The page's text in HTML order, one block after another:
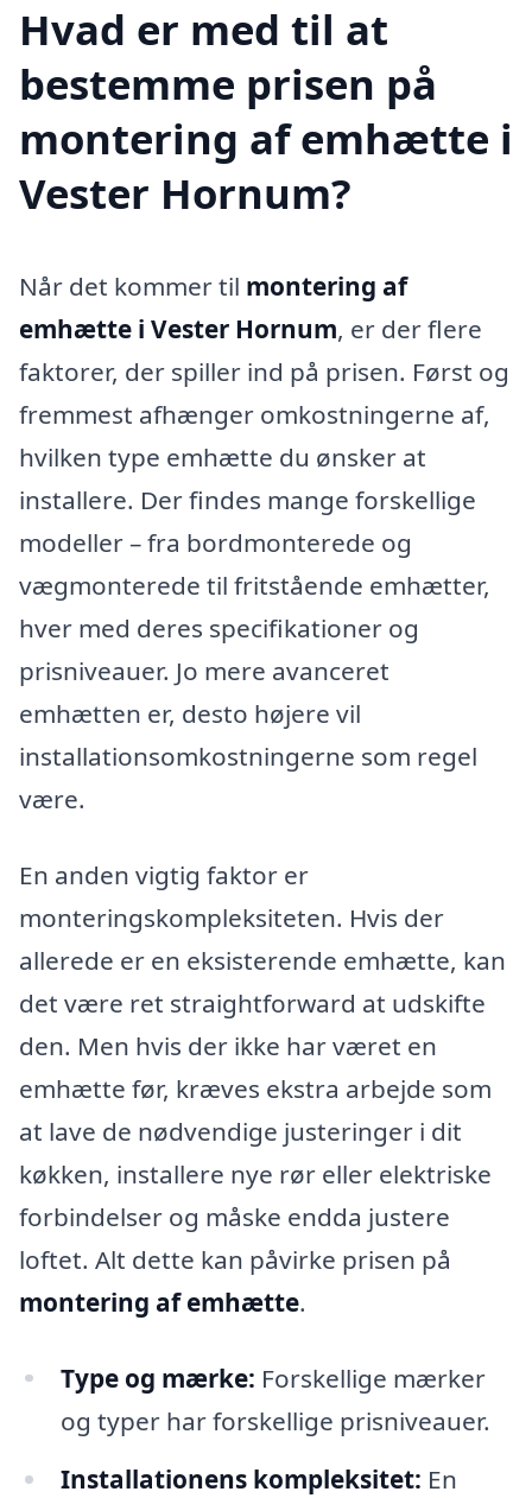
Hvad er med til at
bestemme prisen på
montering af emhætte i
Vester Hornum?
Når det kommer til montering af
emhætte i Vester Hornum, er der flere
faktorer, der spiller ind på prisen. Først og
fremmest afhænger omkostningerne af,
hvilken type emhætte du ønsker at
installere. Der findes mange forskellige
modeller – fra bordmonterede og
vægmonterede til fritstående emhætter,
hver med deres specifikationer og
prisniveauer. Jo mere avanceret
emhætten er, desto højere vil
installationsomkostningerne som regel
være.
En anden vigtig faktor er
monteringskompleksiteten. Hvis der
allerede er en eksisterende emhætte, kan
det være ret straightforward at udskifte
den. Men hvis der ikke har været en
emhætte før, kræves ekstra arbejde som
at lave de nødvendige justeringer i dit
køkken, installere nye rør eller elektriske
forbindelser og måske endda justere
loftet. Alt dette kan påvirke prisen på
montering af emhætte.
Type og mærke: Forskellige mærker
og typer har forskellige prisniveauer.
Installationens kompleksitet: En